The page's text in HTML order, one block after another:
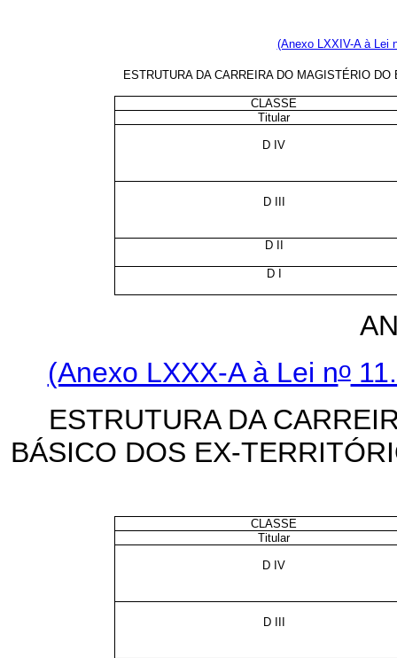
(Anexo LXXIV-A à Lei
ESTRUTURA DA CARREIRA DO MAGISTÉRIO
CLASSE
Titular
D IV
D III
D II
D I
(Anexo LXXX-A à Lei no
ESTRUTURA DA
BÁSICO DOS EX-
CLASSE
Titular
D IV
D III